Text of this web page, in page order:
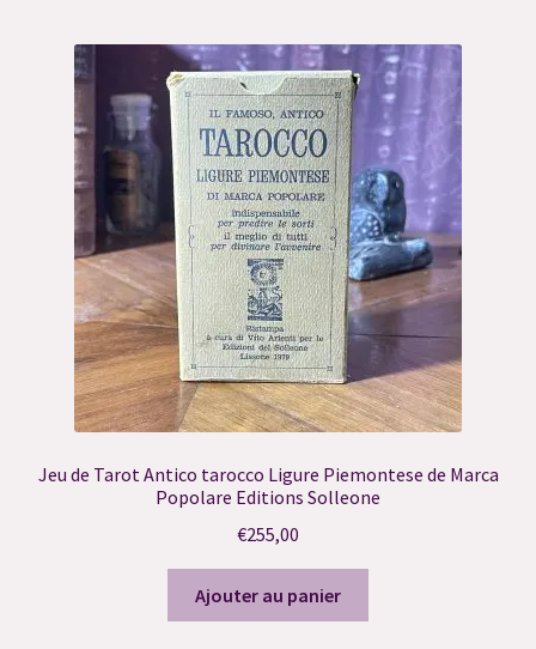
Mon compte
Newsletter
Panier
Politique de confidentialité
Réservation Consultation Ressenti
Réservation Contact Défunt
Réservation de Suivi
Réservation Harmonisation Énergétique
Jeu de Tarot Antico tarocco Ligure Piemontese de Marca
Popolare Editions Solleone
€255,00
Ajouter au panier